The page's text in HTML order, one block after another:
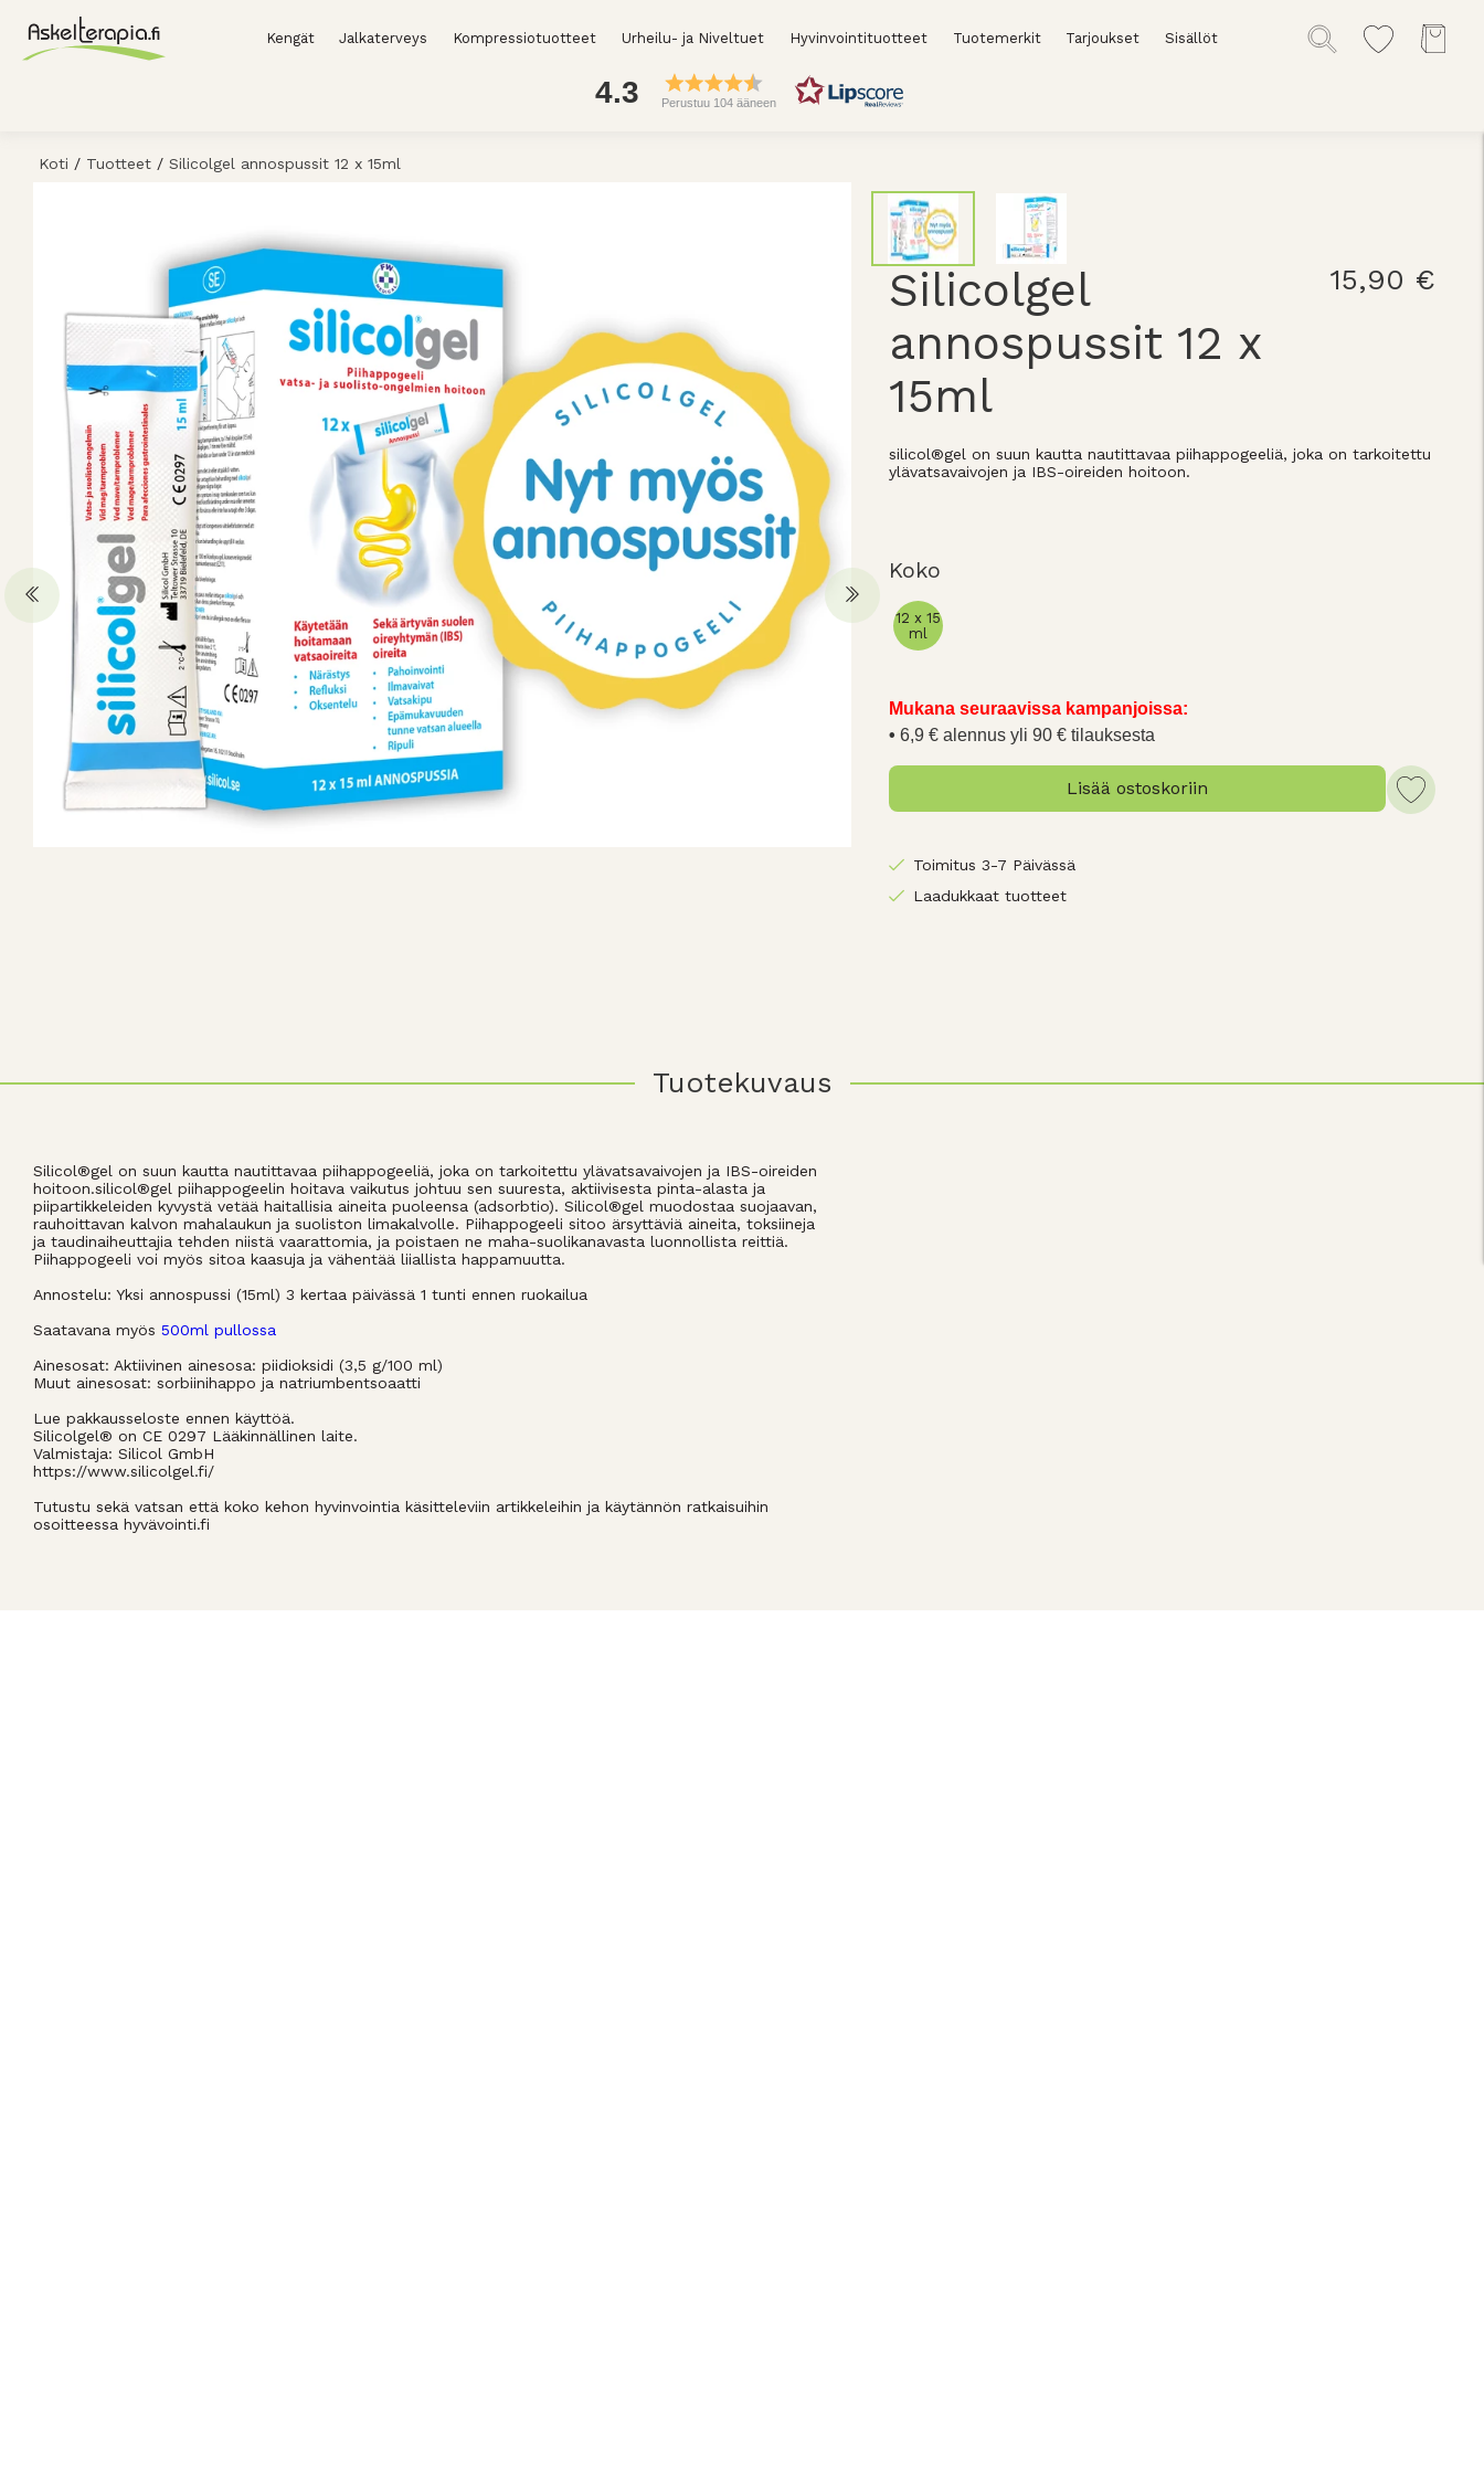
Kengät Jalkaterveys Kompressiotuotteet Urheilu- ja Niveltuet Hyvinvointituotteet Tuotemerkit Tarjoukset Sisällöt
4.3 Perustuu 104 ääneen
Koti / Tuotteet / Silicolgel annospussit 12 x 15ml
Silicolgel
annospussit 12 x
15ml
15,90 €
silicol®gel on suun kautta nautittavaa piihappogeeliä, joka on tarkoitettu
ylävatsavaivojen ja IBS-oireiden hoitoon.
Koko
12 x 15
ml
Mukana seuraavissa kampanjoissa:
6,9 € alennus yli 90 € tilauksesta
Lisää ostoskoriin
Toimitus 3-7 Päivässä
Laadukkaat tuotteet
Tuotekuvaus
Silicol®gel on suun kautta nautittavaa piihappogeeliä, joka on tarkoitettu ylävatsavaivojen ja IBS-oireiden
hoitoon.silicol®gel piihappogeelin hoitava vaikutus johtuu sen suuresta, aktiivisesta pinta-alasta ja
piipartikkeleiden kyvystä vetää haitallisia aineita puoleensa (adsorbtio). Silicol®gel muodostaa suojaavan,
rauhoittavan kalvon mahalaukun ja suoliston limakalvolle. Piihappogeeli sitoo ärsyttäviä aineita, toksiineja
ja taudinaiheuttajia tehden niistä vaarattomia, ja poistaen ne maha-suolikanavasta luonnollista reittiä.
Piihappogeeli voi myös sitoa kaasuja ja vähentää liiallista happamuutta.
Annostelu: Yksi annospussi (15ml) 3 kertaa päivässä 1 tunti ennen ruokailua
Saatavana myös 500ml pullossa
Ainesosat: Aktiivinen ainesosa: piidioksidi (3,5 g/100 ml)
Muut ainesosat: sorbiinihappo ja natriumbentsoaatti
Lue pakkausseloste ennen käyttöä.
Silicolgel® on CE 0297 Lääkinnällinen laite.
Valmistaja: Silicol GmbH
https://www.silicolgel.fi/
Tutustu sekä vatsan että koko kehon hyvinvointia käsitteleviin artikkeleihin ja käytännön ratkaisuihin
osoitteessa hyvävointi.fi